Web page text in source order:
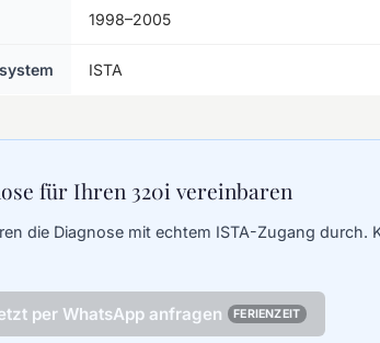
1998–2005
ISTA
für Ihren 320i vereinbaren
die Diagnose mit echtem ISTA-Zugang durch.
per WhatsApp anfragen FERIENZEIT